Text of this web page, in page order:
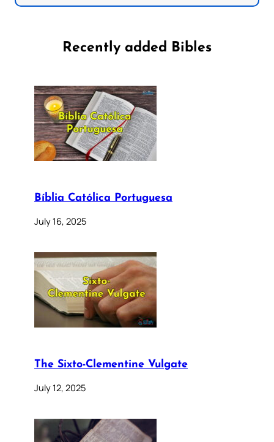
Recently added Bibles
Bíblia Católica Portuguesa
July 16, 2025
The Sixto-Clementine Vulgate
July 12, 2025